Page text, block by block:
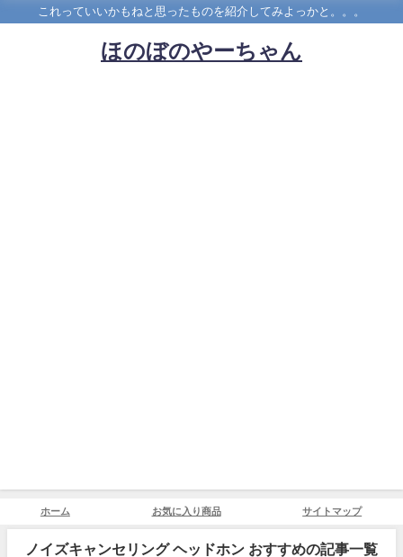
これっていいかもねと思ったものを紹介してみよっかと。。。
ほのぼのやーちゃん
ホーム お気に入り商品 サイトマップ
ノイズキャンセリング ヘッドホン おすすめの記事一覧